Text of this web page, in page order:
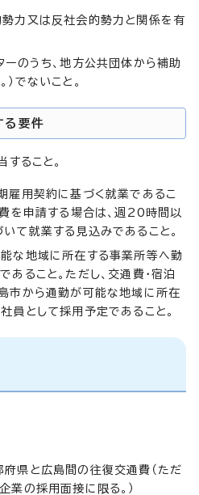
力又は反社会的勢力と関係を有
のうち、地方公共団体から補助
でないこと。
る要件
ること。
用契約に基づく就業であるこ
費を申請する場合は、週20時間以
て就業する見込みであること。
な地域に所在する事業所等へ勤
あること。ただし、交通費・宿泊
市から通勤が可能な地域に所在
員として採用予定であること。
県と広島間の往復交通費（ただ
業の採用面接に限る。）